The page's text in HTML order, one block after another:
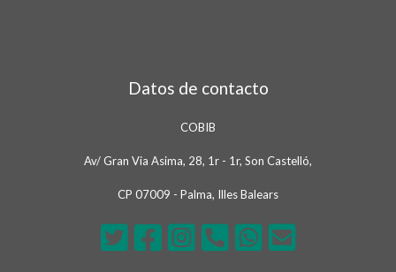
Datos de contacto
COBIB
Av/ Gran Via Asima, 28, 1r - 1r, Son Castelló,
CP 07009 - Palma, Illes Balears